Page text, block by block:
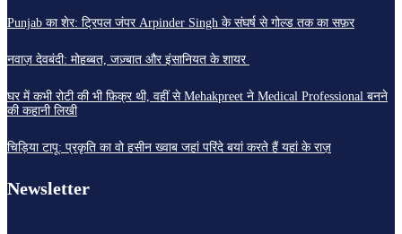
Punjab का शेर: ट्रिपल जंपर Arpinder Singh के संघर्ष से गोल्ड तक का सफ़र
नवाज़ देवबंदी: मोहब्बत, जज़्बात और इंसानियत के शायर
घर में कभी रोटी की भी फ़िक्र थी, वहीं से Mehakpreet ने Medical Professional बनने
की कहानी लिखी
चिड़िया टापू: प्रकृति का वो हसीन ख्वाब जहां परिंदे बयां करते हैं यहां के राज़
Newsletter